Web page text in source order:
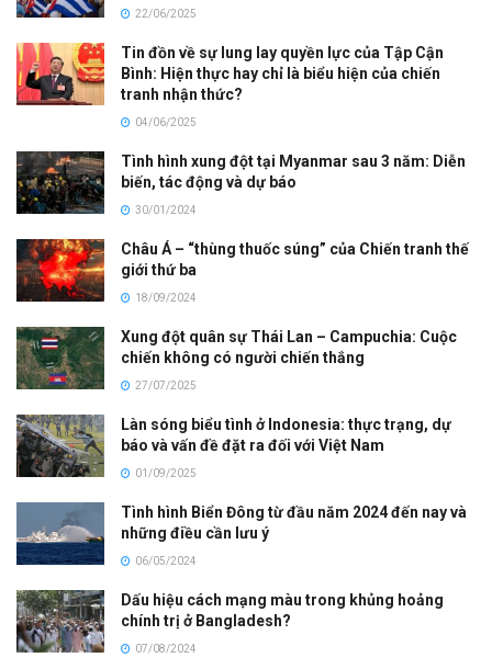
22/06/2025
Tin đồn về sự lung lay quyền lực của Tập Cận
Bình: Hiện thực hay chỉ là biểu hiện của chiến
tranh nhận thức?
04/06/2025
Tình hình xung đột tại Myanmar sau 3 năm: Diễn
biến, tác động và dự báo
30/01/2024
Châu Á – “thùng thuốc súng” của Chiến tranh thế
giới thứ ba
18/09/2024
Xung đột quân sự Thái Lan – Campuchia: Cuộc
chiến không có người chiến thắng
27/07/2025
Làn sóng biểu tình ở Indonesia: thực trạng, dự
báo và vấn đề đặt ra đối với Việt Nam
01/09/2025
Tình hình Biển Đông từ đầu năm 2024 đến nay và
những điều cần lưu ý
06/05/2024
Dấu hiệu cách mạng màu trong khủng hoảng
chính trị ở Bangladesh?
07/08/2024